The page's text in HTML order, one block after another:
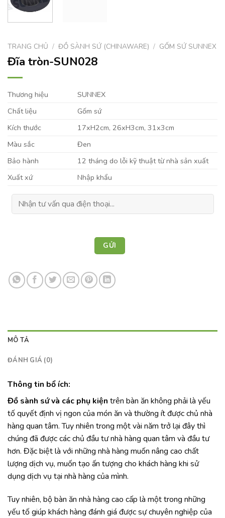
TRANG CHỦ / ĐỒ SÀNH SỨ (CHINAWARE) / GỐM SỨ SUNNEX
Đĩa tròn-SUN028
Thương hiệu
SUNNEX
Chất liệu
Gốm sứ
Kích thước
17xH2cm, 26xH3cm, 31x3cm
Màu sắc
Đen
Bảo hành
12 tháng do lỗi kỹ thuật từ nhà sản xuất
Xuất xứ
Nhập khẩu
MÔ TẢ
ĐÁNH GIÁ (0)
Thông tin bổ ích:
Đồ sành sứ và các phụ kiện trên bàn ăn không phải là yếu
tố quyết định vị ngon của món ăn và thường ít được chủ nhà
hàng quan tâm. Tuy nhiên trong một vài năm trở lại đây thì
chúng đã được các chủ đầu tư nhà hàng quan tâm và đầu tư
hơn. Đặc biệt là với những nhà hàng muốn nâng cao chất
lượng dịch vụ, muốn tạo ấn tượng cho khách hàng khi sử
dụng dịch vụ tại nhà hàng của mình.
Tuy nhiên, bộ bàn ăn nhà hàng cao cấp là một trong những
yếu tố giúp khách hàng đánh giá được sự chuyên nghiệp của